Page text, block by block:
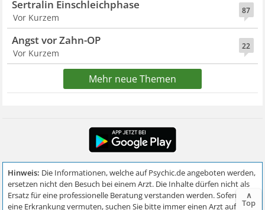
87
Sertralin Einschleichphase
Vor Kurzem
22
Angst vor Zahn-OP
Vor Kurzem
Mehr neue Themen
∧
Top